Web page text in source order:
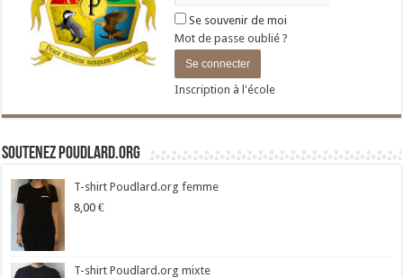
Se souvenir de moi
Mot de passe oublié ?
Inscription à l'école
Soutenez Poudlard.org
T-shirt Poudlard.org femme
8,00 €
T-shirt Poudlard.org mixte